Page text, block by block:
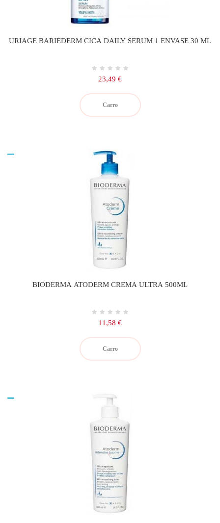
URIAGE BARIEDERM CICA DAILY SERUM 1 ENVASE 30 ML
Precio
23,49 €
Carro
BIODERMA ATODERM CREMA ULTRA 500ML
Precio
11,58 €
Carro